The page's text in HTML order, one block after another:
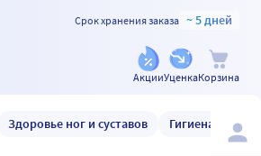
Срок хранения заказа ~ 5 дней
АкцииУценкаКорзина
Здоровье ног и суставов Гигиена и уход